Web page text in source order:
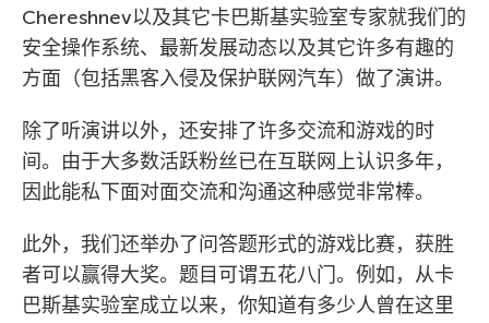
Chereshnev以及其它卡巴斯基实验室专家就我们的
安全操作系统、最新发展动态以及其它许多有趣的
方面（包括黑客入侵及保护联网汽车）做了演讲。
除了听演讲以外，还安排了许多交流和游戏的时
间。由于大多数活跃粉丝已在互联网上认识多年，
因此能私下面对面交流和沟通这种感觉非常棒。
此外，我们还举办了问答题形式的游戏比赛，获胜
者可以赢得大奖。题目可谓五花八门。例如，从卡
巴斯基实验室成立以来，你知道有多少人曾在这里